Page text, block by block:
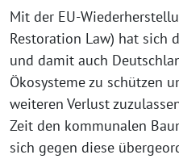
Mit der EU-
Restoration Law) hat sich
und damit auch
Ökosysteme zu schützen
weiteren Verlust
Zeit den kommunalen
sich gegen diese